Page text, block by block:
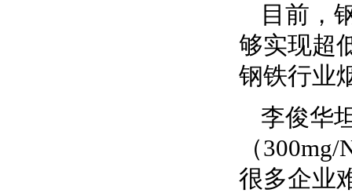
目前，
够实现超
钢铁行业
李俊华
（
很多企业